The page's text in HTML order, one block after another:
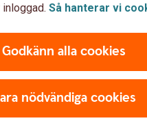
Så hanterar vi
Godkänn alla cookies
nödvändiga cookies